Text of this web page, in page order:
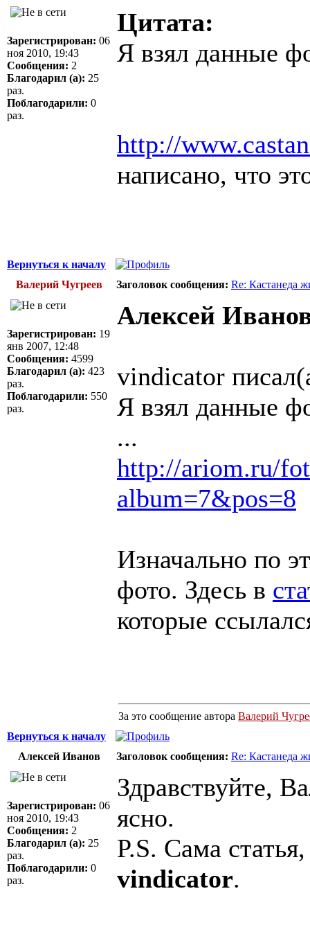
Зарегистрирован: 06
ноя 2010, 19:43
Сообщения: 2
Благодарил (а): 25
раз.
Поблагодарили: 0
раз.
Цитата:
Я взял данные
http://
написано, что
Вернуться к началу
Валерий Чугреев
Заголовок сообщения: Re: Кастанеда
Зарегистрирован: 19
янв 2007, 12:48
Сообщения: 4599
Благодарил (а): 423
раз.
Поблагодарили: 550
раз.
Алексей
vindicator
Я взял данные
...
http://ariom.ru/
album=7&pos=8
Изначально по
фото. Здесь в
которые
За это сообщение автора Валерий
Вернуться к началу
Алексей Иванов
Заголовок сообщения: Re: Кастанеда
Зарегистрирован: 06
ноя 2010, 19:43
Сообщения: 2
Благодарил (а): 25
раз.
Поблагодарили: 0
раз.
Здравствуйте,
ясно.
P.S. Сама
vindicator.